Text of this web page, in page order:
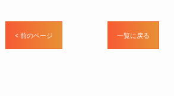
< 前のページ 一覧に戻る